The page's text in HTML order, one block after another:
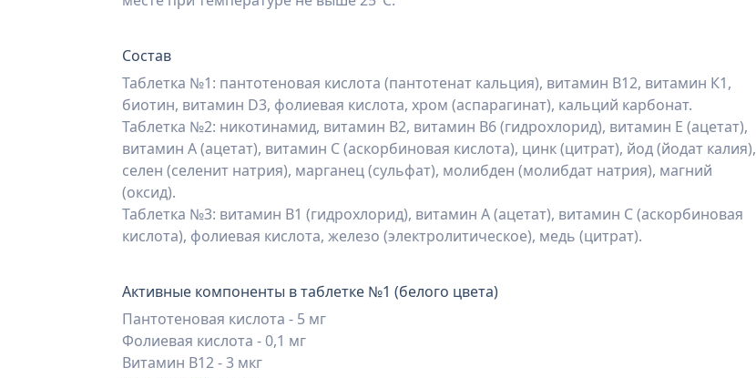
Состав
Таблетка №1: пантотеновая кислота (пантотенат кальция), витамин В12, витамин К1,
биотин, витамин D3, фолиевая кислота, хром (аспарагинат), кальций карбонат.
Таблетка №2: никотинамид, витамин В2, витамин В6 (гидрохлорид), витамин Е (ацетат),
витамин А (ацетат), витамин С (аскорбиновая кислота), цинк (цитрат), йод (йодат калия),
селен (селенит натрия), марганец (сульфат), молибден (молибдат натрия), магний
(оксид).
Таблетка №3: витамин В1 (гидрохлорид), витамин А (ацетат), витамин С (аскорбиновая
кислота), фолиевая кислота, железо (электролитическое), медь (цитрат).
Активные компоненты в таблетке №1 (белого цвета)
Пантотеновая кислота - 5 мг
Фолиевая кислота - 0,1 мг
Витамин В12 - 3 мкг